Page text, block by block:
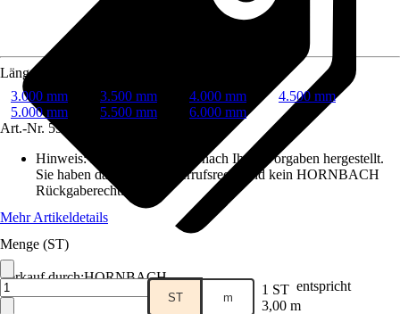
Verkauf durch:HORNBACH
Länge
3.000 mm
3.500 mm 4.000 mm
4.500 mm
5.000 mm
5.500 mm
6.000 mm
Art.-Nr. 5955360
Hinweis: Dieser Artikel wird nach Ihren Vorgaben hergestellt.
Sie haben daher kein Widerrufsrecht und kein HORNBACH
Rückgaberecht.
Mehr Artikeldetails
Menge (ST)
ST m 1 ST entspricht
3,00 m